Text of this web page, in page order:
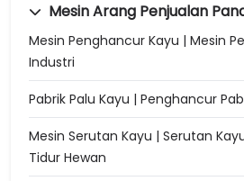
Mesin Arang Penjualan
Mesin Penghancur Kayu | Mesin
Industri
Pabrik Palu Kayu | Penghancur
Mesin Serutan Kayu | Serutan
Tidur Hewan